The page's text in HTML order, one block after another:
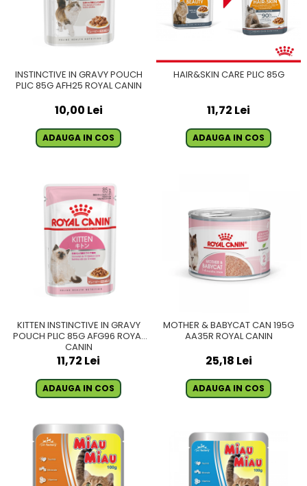
INSTINCTIVE IN GRAVY POUCH
PLIC 85G AFH25 ROYAL CANIN
10,00 Lei
ADAUGA IN COS
HAIR&SKIN CARE PLIC 85G
11,72 Lei
ADAUGA IN COS
KITTEN INSTINCTIVE IN GRAVY
POUCH PLIC 85G AFG96 ROYAL
CANIN
11,72 Lei
ADAUGA IN COS
MOTHER & BABYCAT CAN 195G
AA35R ROYAL CANIN
25,18 Lei
ADAUGA IN COS